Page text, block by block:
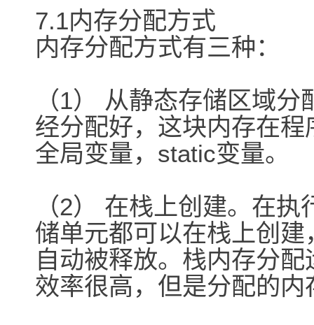
7.1内存分配方式
内存分配方式有三种：
（1） 从静态存储区域
经分配好，这块内存在
全局变量，static变量。
（2） 在栈上创建。在
储单元都可以在栈上创
自动被释放。栈内存分
效率很高，但是分配的内